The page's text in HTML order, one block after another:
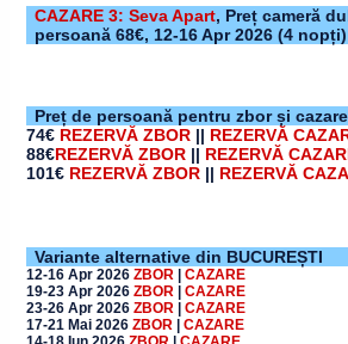
CAZARE 3: Seva Apart, Preț cameră
persoană 68€, 12-16 Apr 2026(4 nopți)
Preț de persoană pentru zbor și
74€ REZERVĂ ZBOR|| REZERVĂ
88€REZERVĂ ZBOR|| REZERVĂ
101€ REZERVĂ ZBOR|| REZERVĂ
Variante alternative din BUCUREȘTI
12-16 Apr 2026 ZBOR| CAZARE
19-23 Apr 2026 ZBOR| CAZARE
23-26 Apr 2026 ZBOR| CAZARE
17-21 Mai 2026 ZBOR| CAZARE